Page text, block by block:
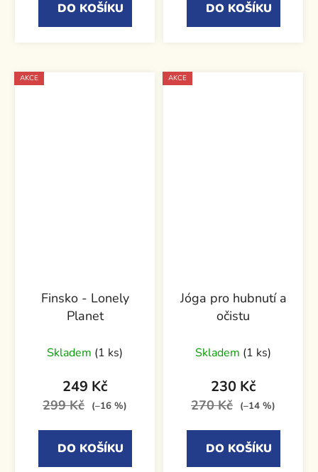
DO KOŠÍKU DO KOŠÍKU
AKCE
Finsko - Lonely
Planet
Skladem (1 ks)
249 Kč
299 Kč (–16 %)
DO KOŠÍKU
AKCE
Jóga pro hubnutí a
očistu
Skladem (1 ks)
230 Kč
270 Kč (–14 %)
DO KOŠÍKU